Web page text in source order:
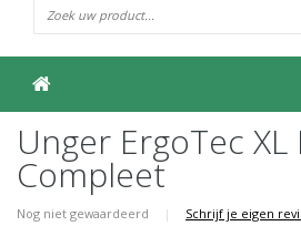
Unger ErgoTec XL
Compleet
Nog niet gewaardeerd | Schrijf je eigen